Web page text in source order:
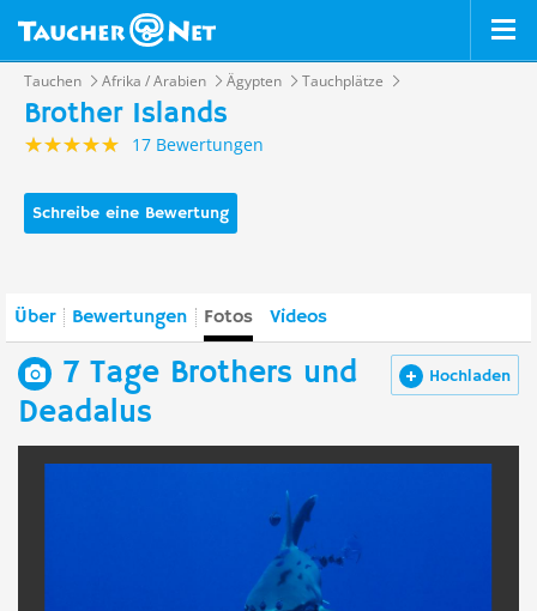
Tauchen Afrika / Arabien Ägypten Tauchplätze
Brother Islands
17 Bewertungen
Schreibe eine Bewertung
Über Bewertungen Fotos Videos
Hochladen
7 Tage Brothers und
Deadalus